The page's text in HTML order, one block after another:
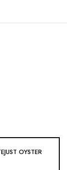
OYSTER